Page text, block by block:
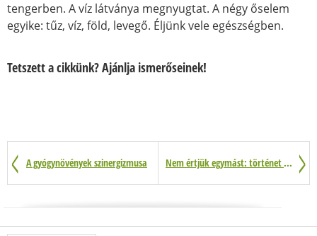
tengerben. A víz látványa megnyugtat. A négy őselem
egyike: tűz, víz, föld, levegő. Éljünk vele egészségben.
Tetszett a cikkünk? Ajánlja ismerőseinek!
A gyógynövények szinergizmusa Nem értjük egymást: történet a ginzengről